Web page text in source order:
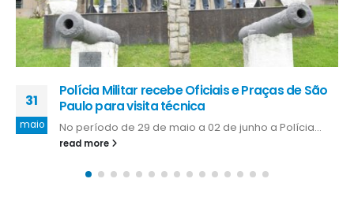
03
mar
Governadores discutem maior integração das
forças de segurança no combate à violência
O governador do Espírito Santo, Renato Casagrande,
participou, nesta sexta-feira (1º), de...